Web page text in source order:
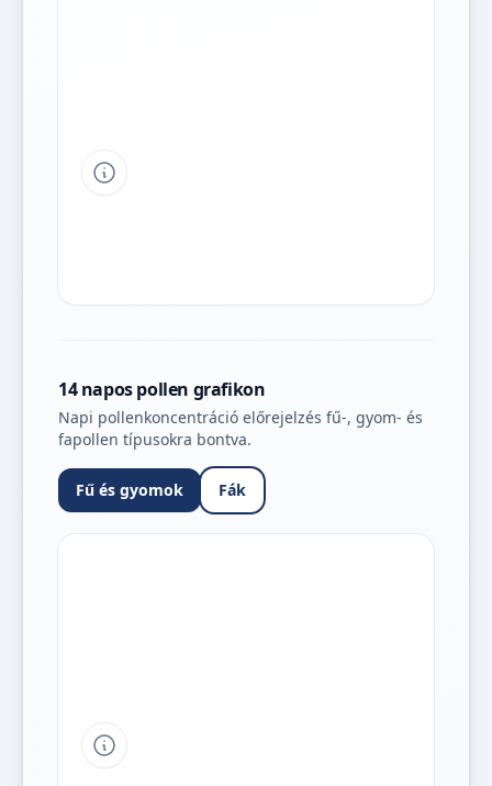
Tipp a grafikon jelmagyarázatához
14 napos pollen grafikon
Napi pollenkoncentráció előrejelzés fű-, gyom- és
fapollen típusokra bontva.
Fű és gyomok Fák
Tipp a grafikon jelmagyarázatához